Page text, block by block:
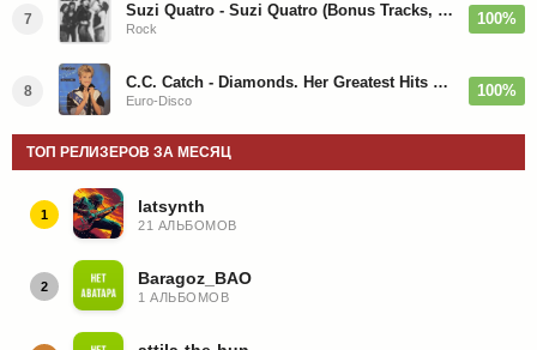
7 Suzi Quatro - Suzi Quatro (Bonus Tracks, Remaster) 1973/2022
Rock
100%
8 C.C. Catch - Diamonds. Her Greatest Hits 1988
Euro-Disco
100%
ТОП РЕЛИЗЕРОВ ЗА МЕСЯЦ
1 latsynth
21 АЛЬБОМОВ
2 Baragoz_BAO
1 АЛЬБОМОВ